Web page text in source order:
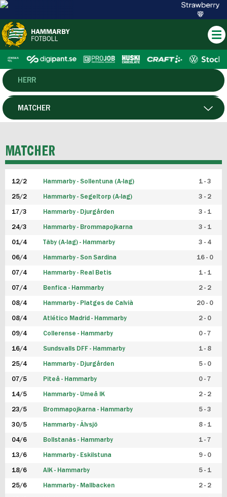
HERR
DAM
P19
F19
FUTSAL HERR
FUTSAL DAM
MATCHER
MATCHER
12/2 Hammarby - Sollentuna (A-lag) 1 - 3
25/2 Hammarby - Segeltorp (A-lag) 3 - 2
17/3 Hammarby - Djurgården 3 - 1
24/3 Hammarby - Brommapojkarna 3 - 1
01/4 Täby (A-lag) - Hammarby 3 - 4
06/4 Hammarby - Son Sardina 16 - 0
07/4 Hammarby - Real Betis 1 - 1
07/4 Benfica - Hammarby 2 - 2
08/4 Hammarby - Platges de Calvià 20 - 0
08/4 Atlético Madrid - Hammarby 2 - 0
09/4 Collerense - Hammarby 0 - 7
16/4 Sundsvalls DFF - Hammarby 1 - 8
25/4 Hammarby - Djurgården 5 - 0
07/5 Piteå - Hammarby 0 - 7
14/5 Hammarby - Umeå IK 2 - 2
23/5 Brommapojkarna - Hammarby 5 - 3
30/5 Hammarby - Älvsjö 8 - 1
04/6 Bollstanäs - Hammarby 1 - 7
13/6 Hammarby - Eskilstuna 9 - 0
18/6 AIK - Hammarby 5 - 1
25/6 Hammarby - Mallbacken 2 - 2